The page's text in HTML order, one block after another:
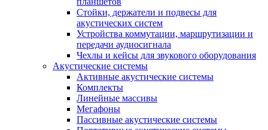
Стойки, держатели и подвесы для
акустических систем
Устройства коммутации, маршрутизации и
передачи аудиосигнала
Чехлы и кейсы для звукового оборудования
Акустические системы
Активные акустические системы
Комплекты
Линейные массивы
Мегафоны
Пассивные акустические системы